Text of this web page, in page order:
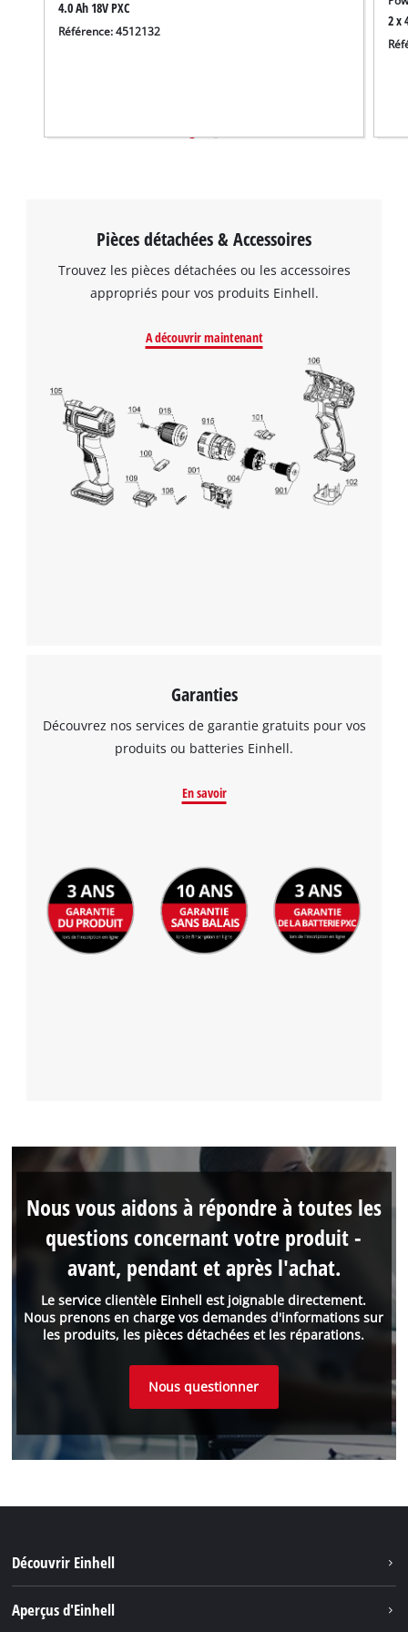
4.0 Ah 18V PXC
Référence: 4512132
2 x
Pièces détachées & Accessoires
Trouvez les pièces détachées ou les accessoires
appropriés pour vos produits Einhell.
A découvrir maintenant
Garanties
Découvrez nos services de garantie gratuits pour vos
produits ou batteries Einhell.
En savoir
Le service clientèle Einhell est joignable directement.
Nous prenons en charge vos demandes d'informations sur
les produits, les pièces détachées et les réparations.
Nous vous aidons à répondre à toutes les
questions concernant votre produit -
avant, pendant et après l'achat.
Nous questionner
Découvrir Einhell
Aperçus d'Einhell